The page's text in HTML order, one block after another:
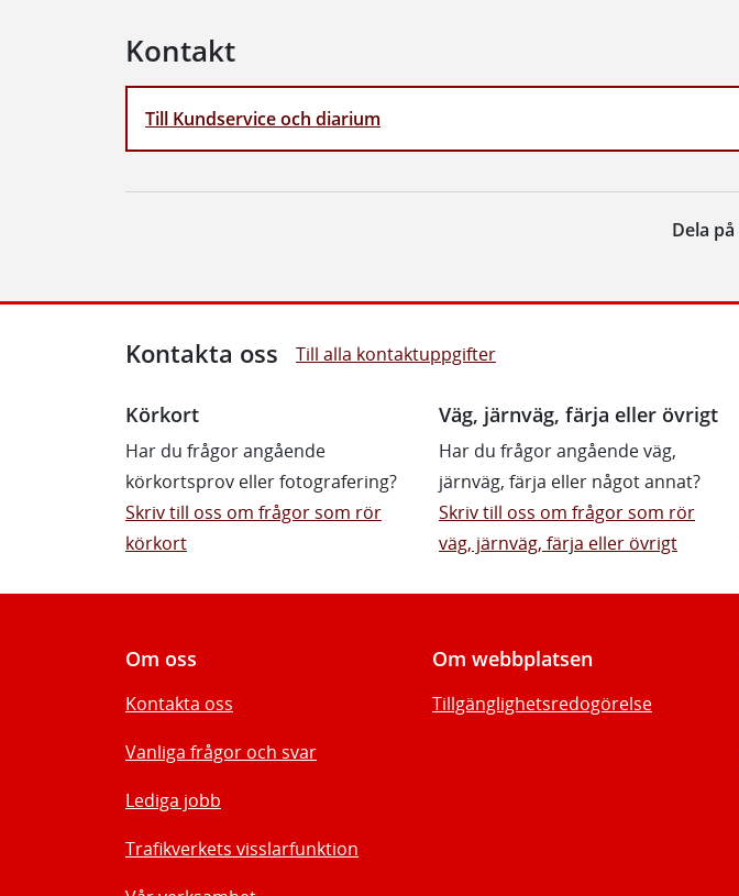
Kontakt
Till Kundservice och diarium
Dela på
Kontakta oss Till alla kontaktuppgifter
Körkort
Har du frågor angående
körkortsprov eller fotografering?
Skriv till oss om frågor som rör
körkort
Väg, järnväg, färja eller övrigt
Har du frågor angående väg,
järnväg, färja eller något annat?
Skriv till oss om frågor som rör
väg, järnväg, färja eller övrigt
Om oss
Kontakta oss
Vanliga frågor och svar
Lediga jobb
Trafikverkets visslarfunktion
Om webbplatsen
Tillgänglighetsredogörelse